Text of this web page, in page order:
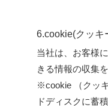
6.cookie(クッキ
当社は、お客様
きる情報の収集
※cookie （クッ
ドディスクに蓄